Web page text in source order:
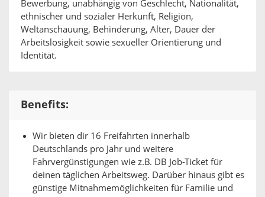
Bewerbung, unabhängig von Geschlecht, Nationalität,
ethnischer und sozialer Herkunft, Religion,
Weltanschauung, Behinderung, Alter, Dauer der
Arbeitslosigkeit sowie sexueller Orientierung und
Identität.
Benefits:
Wir bieten dir 16 Freifahrten innerhalb
Deutschlands pro Jahr und weitere
Fahrvergünstigungen wie z.B. DB Job-Ticket für
deinen täglichen Arbeitsweg. Darüber hinaus gibt es
günstige Mitnahmemöglichkeiten für Familie und